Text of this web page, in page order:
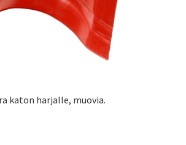
katon harjalle, muovia.